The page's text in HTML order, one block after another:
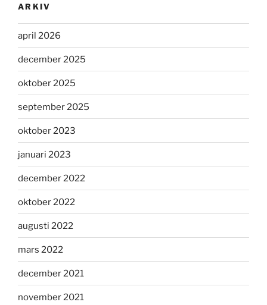
ARKIV
april 2026
december 2025
oktober 2025
september 2025
oktober 2023
januari 2023
december 2022
oktober 2022
augusti 2022
mars 2022
december 2021
november 2021